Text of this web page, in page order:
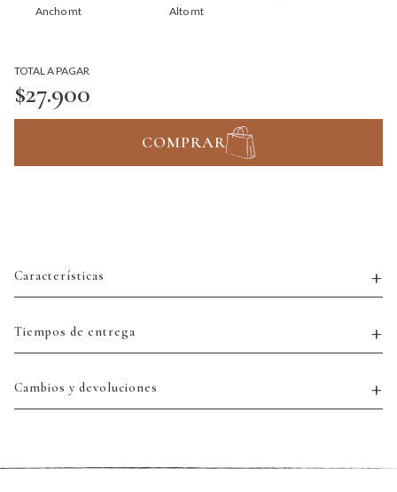
Ancho mt Alto mt
TOTAL A PAGAR
$27.900
COMPRAR
Características
Tiempos de entrega
Cambios y devoluciones